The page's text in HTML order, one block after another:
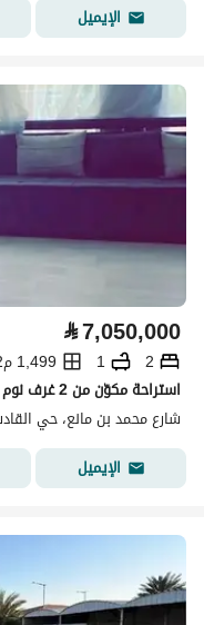
الإيميل
⃁7,050,000
2
1
1,499 م2
استراحة مكوّن من 2 غرف نوم للبيع في القادسية، الرياض
شارع محمد بن مانع، حي
الإيميل